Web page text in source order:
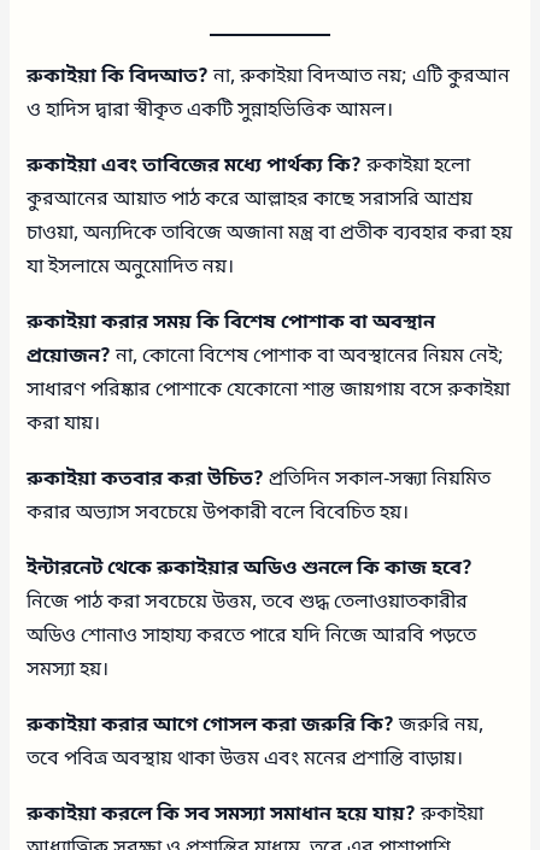
রুকাইয়া কি বিদআত?না, রুকাইয়া বিদআত নয়; এটি কুরআন
ও হাদিস দ্বারা স্বীকৃত একটি সুন্নাহভিত্তিক আমল।
রুকাইয়া এবং তাবিজের মধ্যে পার্থক্য কি?রুকাইয়া হলো
কুরআনের আয়াত পাঠ করে আল্লাহর কাছে সরাসরি আশ্রয়
চাওয়া, অন্যদিকে তাবিজে অজানা মন্ত্র বা প্রতীক ব্যবহার করা হয়
যা ইসলামে অনুমোদিত নয়।
রুকাইয়া করার সময় কি বিশেষ পোশাক বা অবস্থান
প্রয়োজন?না, কোনো বিশেষ পোশাক বা অবস্থানের নিয়ম নেই;
সাধারণ পরিষ্কার পোশাকে যেকোনো শান্ত জায়গায় বসে রুকাইয়া
করা যায়।
রুকাইয়া কতবার করা উচিত? প্রতিদিন সকাল-সন্ধ্যা নিয়মিত
করার অভ্যাস সবচেয়ে উপকারী বলে বিবেচিত হয়।
ইন্টারনেট থেকে রুকাইয়ার অডিও শুনলে কি কাজ হবে?
নিজে পাঠ করা সবচেয়ে উত্তম, তবে শুদ্ধ তেলাওয়াতকারীর
অডিও শোনাও সাহায্য করতে পারে যদি নিজে আরবি পড়তে
সমস্যা হয়।
রুকাইয়া করার আগে গোসল করা জরুরি কি?জরুরি নয়,
তবে পবিত্র অবস্থায় থাকা উত্তম এবং মনের প্রশান্তি বাড়ায়।
রুকাইয়া করলে কি সব সমস্যা সমাধান হয়ে যায়?রুকাইয়া